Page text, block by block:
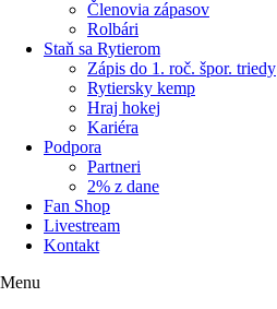
Členovia zápasov
Rolbári
Staň sa Rytierom
Zápis do 1. roč. špor. triedy
Rytiersky kemp
Hraj hokej
Kariéra
Podpora
Partneri
2% z dane
Fan Shop
Livestream
Kontakt
Menu